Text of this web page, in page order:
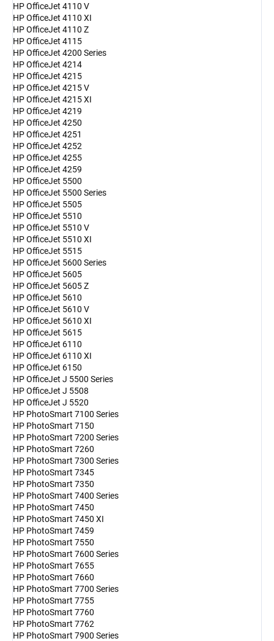
HP OfficeJet 4110 V
HP OfficeJet 4110 XI
HP OfficeJet 4110 Z
HP OfficeJet 4115
HP OfficeJet 4200 Series
HP OfficeJet 4214
HP OfficeJet 4215
HP OfficeJet 4215 V
HP OfficeJet 4215 XI
HP OfficeJet 4219
HP OfficeJet 4250
HP OfficeJet 4251
HP OfficeJet 4252
HP OfficeJet 4255
HP OfficeJet 4259
HP OfficeJet 5500
HP OfficeJet 5500 Series
HP OfficeJet 5505
HP OfficeJet 5510
HP OfficeJet 5510 V
HP OfficeJet 5510 XI
HP OfficeJet 5515
HP OfficeJet 5600 Series
HP OfficeJet 5605
HP OfficeJet 5605 Z
HP OfficeJet 5610
HP OfficeJet 5610 V
HP OfficeJet 5610 XI
HP OfficeJet 5615
HP OfficeJet 6110
HP OfficeJet 6110 XI
HP OfficeJet 6150
HP OfficeJet J 5500 Series
HP OfficeJet J 5508
HP OfficeJet J 5520
HP PhotoSmart 7100 Series
HP PhotoSmart 7150
HP PhotoSmart 7200 Series
HP PhotoSmart 7260
HP PhotoSmart 7300 Series
HP PhotoSmart 7345
HP PhotoSmart 7350
HP PhotoSmart 7400 Series
HP PhotoSmart 7450
HP PhotoSmart 7450 XI
HP PhotoSmart 7459
HP PhotoSmart 7550
HP PhotoSmart 7600 Series
HP PhotoSmart 7655
HP PhotoSmart 7660
HP PhotoSmart 7700 Series
HP PhotoSmart 7755
HP PhotoSmart 7760
HP PhotoSmart 7762
HP PhotoSmart 7900 Series